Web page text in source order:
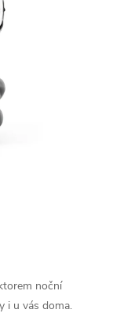
noční
i u vás doma.